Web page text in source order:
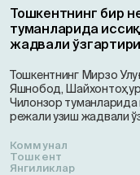
Тошкентнинг бир
туманларида
жадвали
Тошкентнинг Мирзо
Яшнобод,
Чилонзор туманларида
режали узиш жадвали
Коммунал
Тошкент
Янгиликлар